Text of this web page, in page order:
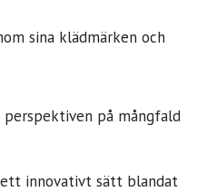
sina klädmärken och
på mångfald
ett innovativt sätt blandat